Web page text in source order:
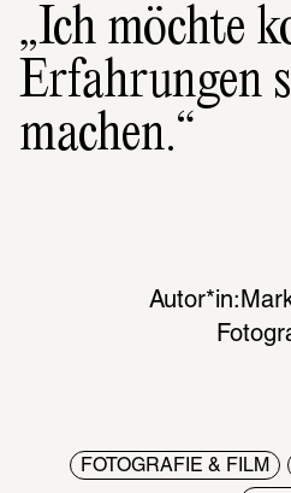
„Ich möchte
Erfahrungen
machen.“
Autor*in:
FOTOGRAFIE & FILM